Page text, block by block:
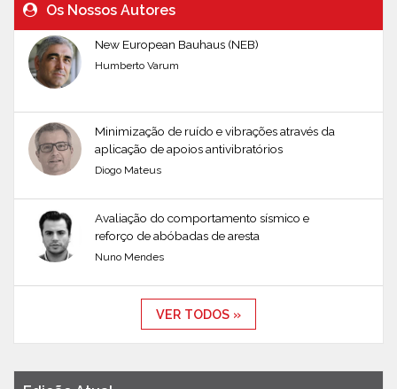
Os Nossos Autores
New European Bauhaus (NEB)
Humberto Varum
Minimização de ruído e vibrações através da
aplicação de apoios antivibratórios
Diogo Mateus
Avaliação do comportamento sísmico e
reforço de abóbadas de aresta
Nuno Mendes
VER TODOS »